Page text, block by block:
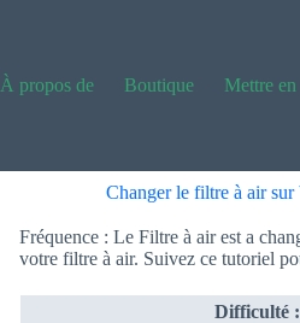
À propos de Boutique Mettre
Changer le filtre à air
Fréquence : Le Filtre à air est a
votre filtre à air. Suivez ce tutoriel
Difficulté :